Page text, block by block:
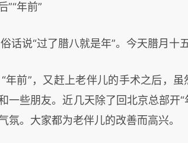
”“年前”
说“过了腊八就是年”。今天腊月十五
前”，又赶上老伴儿的手术之后，虽
一些朋友。近几天除了回北京总部开
氛。大家都为老伴儿的改善而高兴。